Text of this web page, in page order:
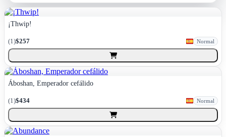
¡Thwip!
(1)$257 Normal
Áboshan, Emperador cefálido
(1)$434 Normal